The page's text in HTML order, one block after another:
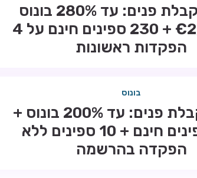
חבילת קבלת פנים: עד 280% בונוס
עד €2,200 + 230 ספינים חינם על 4
הפקדות ראשונות
בונוס
חבילת קבלת פנים: עד 200% בונוס +
100 ספינים חינם + 10 ספינים ללא
הפקדה בהרשמה